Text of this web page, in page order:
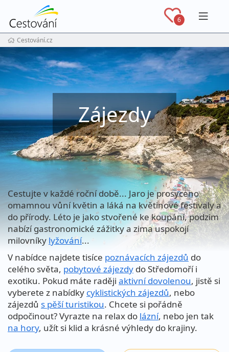
6
Cestování.cz
Zájezdy
Cestujte v každé roční době... Jaro je prosyceno
omamnou vůní květin a láká na květinové festivaly a
do přírody. Léto je jako stvořené ke koupání, podzim
nabízí gastronomické zážitky a zima uspokojí
milovníky lyžování...
V nabídce najdete tisíce poznávacích zájezdů do
celého světa, pobytové zájezdy do Středomoří i
exotiku. Pokud máte raději aktivní dovolenou, jistě si
vyberete z nabídky cyklistických zájezdů, nebo
zájezdů s pěší turistikou. Chcete si pořádně
odpočinout? Vyrazte na relax do lázní, nebo jen tak
na hory, užít si klid a krásné výhledy do krajiny.